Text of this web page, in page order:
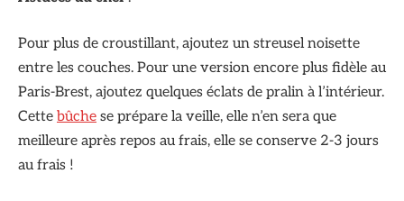
Pour plus de croustillant, ajoutez un streusel noisette
entre les couches. Pour une version encore plus fidèle au
Paris-Brest, ajoutez quelques éclats de pralin à l’intérieur.
Cette bûche se prépare la veille, elle n’en sera que
meilleure après repos au frais, elle se conserve 2-3 jours
au frais !